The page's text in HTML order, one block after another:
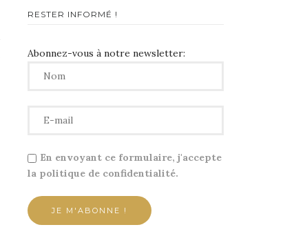
RESTER INFORMÉ !
Abonnez-vous à notre newsletter:
En envoyant ce formulaire, j'accepte
la politique de confidentialité.